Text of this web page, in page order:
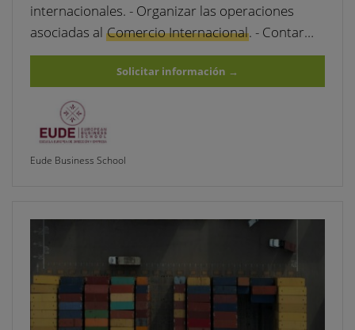
internacionales. - Organizar las operaciones
asociadas al Comercio Internacional. - Contar…
Solicitar información →
Eude Business School